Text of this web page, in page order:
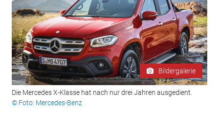
Bildergalerie
Die Mercedes X-Klasse hat nach nur drei Jahren ausgedient.
© Foto: Mercedes-Benz